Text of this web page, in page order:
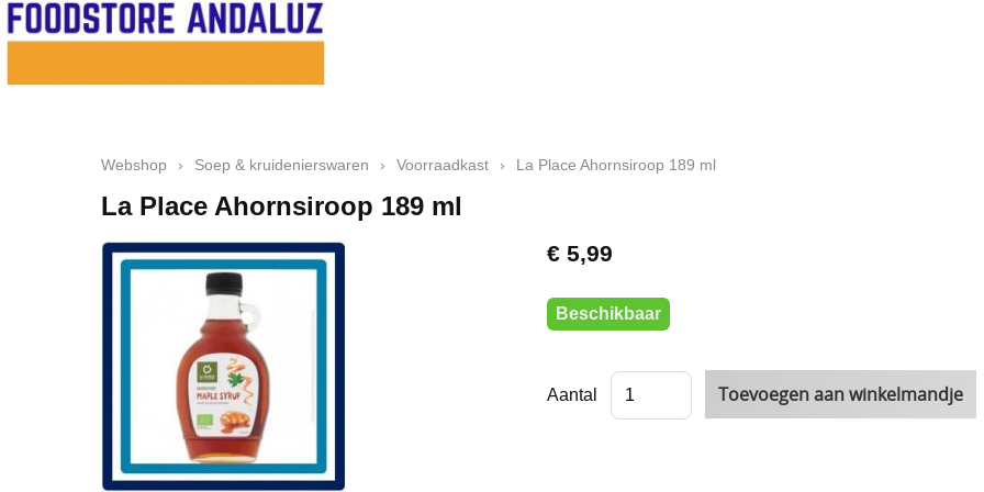
Webshop › Soep & kruidenierswaren › Voorraadkast › La Place Ahornsiroop 189 ml
La Place Ahornsiroop 189 ml
€ 5,99
Beschikbaar
Aantal